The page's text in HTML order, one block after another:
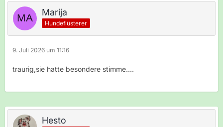
Marija
Hundeflüsterer
9. Juli 2026 um 11:16
traurig,sie hatte besondere stimme....
Hesto